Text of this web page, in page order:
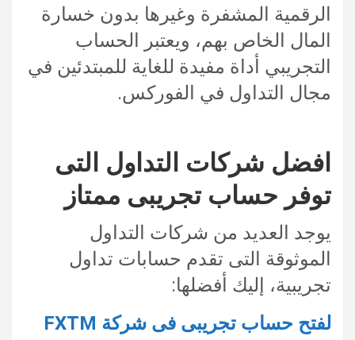
الرقمية المشفرة وغيرها بدون خسارة
المال الخاص بهم، ويعتبر الحساب
التجريبي أداة مفيدة للغاية للمبتدئين في
مجال التداول في الفوركس.
افضل شركات التداول التى
توفر حساب تجريبى ممتاز
يوجد العديد من شركات التداول
الموثوقة التى تقدم حسابات تداول
تجريبية، إليك أفضلها:
لفتح حساب تجريبى فى شركة FXTM